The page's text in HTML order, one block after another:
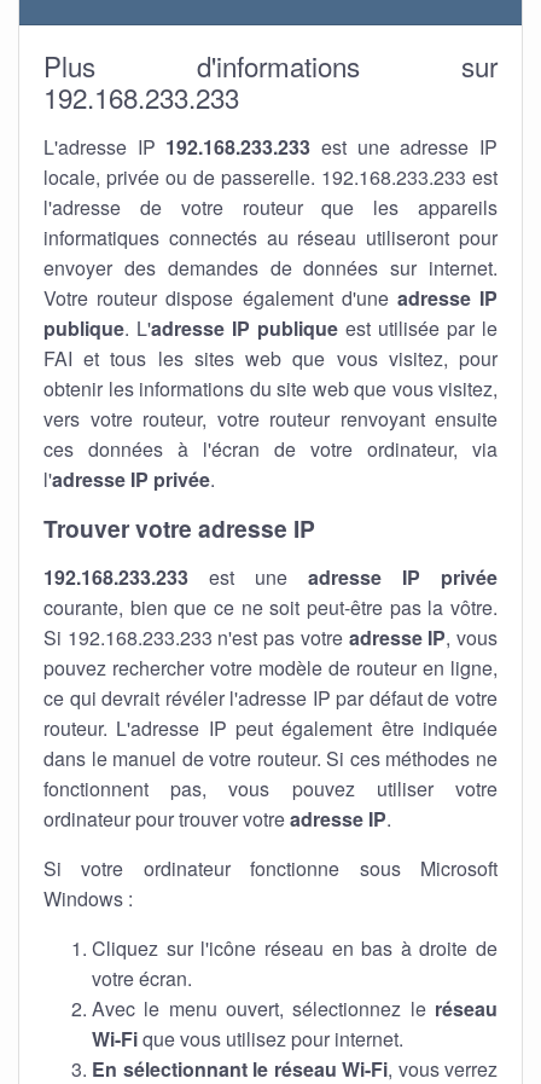
Plus d'informations sur
192.168.233.233
L'adresse IP 192.168.233.233 est une adresse IP
locale, privée ou de passerelle. 192.168.233.233 est
l'adresse de votre routeur que les appareils
informatiques connectés au réseau utiliseront pour
envoyer des demandes de données sur internet.
Votre routeur dispose également d'une adresse IP
publique. L'adresse IP publique est utilisée par le
FAI et tous les sites web que vous visitez, pour
obtenir les informations du site web que vous visitez,
vers votre routeur, votre routeur renvoyant ensuite
ces données à l'écran de votre ordinateur, via
l'adresse IP privée.
Trouver votre adresse IP
192.168.233.233 est une adresse IP privée
courante, bien que ce ne soit peut-être pas la vôtre.
Si 192.168.233.233 n'est pas votre adresse IP, vous
pouvez rechercher votre modèle de routeur en ligne,
ce qui devrait révéler l'adresse IP par défaut de votre
routeur. L'adresse IP peut également être indiquée
dans le manuel de votre routeur. Si ces méthodes ne
fonctionnent pas, vous pouvez utiliser votre
ordinateur pour trouver votreadresse IP.
Si votre ordinateur fonctionne sous Microsoft
Windows :
Cliquez sur l'icône réseau en bas à droite de
votre écran.
Avec le menu ouvert, sélectionnez le réseau
Wi-Fique vous utilisez pour internet.
En sélectionnant le réseau Wi-Fi, vous verrez